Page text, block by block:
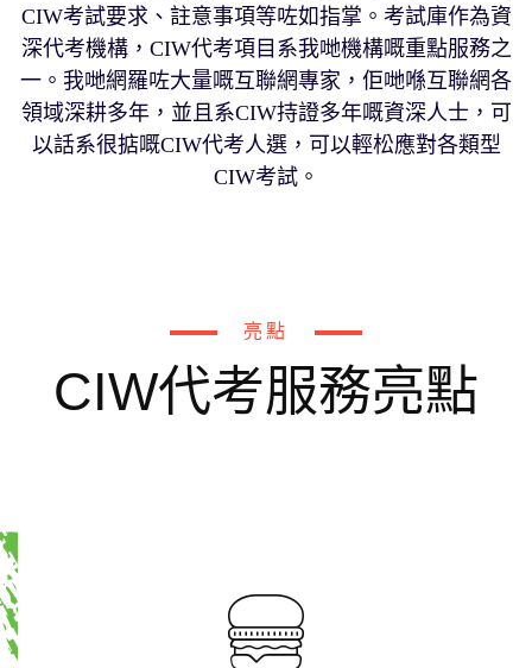
CIW考試要求、註意事項等咗如指掌。考試庫作為資
深代考機構，CIW代考項目系我哋機構嘅重點服務之
一。我哋網羅咗大量嘅互聯網專家，佢哋喺互聯網各
領域深耕多年，並且系CIW持證多年嘅資深人士，可
以話系很掂嘅CIW代考人選，可以輕松應對各類型
CIW考試。
亮點
CIW代考服務亮點